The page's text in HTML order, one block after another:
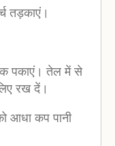
तड़काएं।
पकाएं। तेल में से
रख दें।
आधा कप पानी